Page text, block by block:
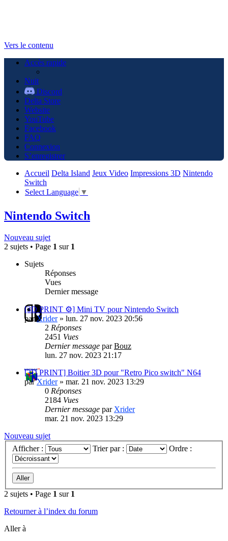
Vers le contenu
Accès rapide
Nuit
Discord
Delta Store
Website
YouTube
Facebook
FAQ
Connexion
S’enregistrer
Accueil Delta Island Jeux Video Impressions 3D Nintendo
Switch
Select Language ▼
Nintendo Switch
Nouveau sujet
2 sujets • Page 1 sur 1
Sujets
Réponses
Vues
Dernier message
[3D PRINT ⚙️] Mini TV pour Nintendo Switch
par Xrider» lun. 27 nov. 2023 20:56
2 Réponses
2451 Vues
Dernier message parBouz
lun. 27 nov. 2023 21:17
[3D PRINT] Boitier 3D pour "Retro Pico switch" N64
parXrider» mar. 21 nov. 2023 13:29
0 Réponses
2184 Vues
Dernier message par Xrider
mar. 21 nov. 2023 13:29
Nouveau sujet
Afficher :
Trier par : Ordre :
2 sujets • Page 1 sur 1
Retourner à l’index du forum
Aller à